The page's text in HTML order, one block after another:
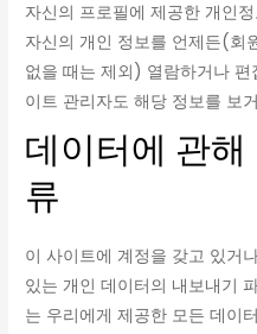
자신의 프로필에 제공한 개인
자신의 개인 정보를 언제든(회
없을 때는 제외) 열람하거나
이트 관리자도 해당 정보를 보
데이터에 관
류
이 사이트에 계정을 갖고 있거
있는 개인 데이터의 내보내기
는 우리에게 제공한 모든 데이